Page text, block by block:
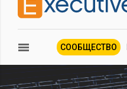
СООБЩЕСТВО